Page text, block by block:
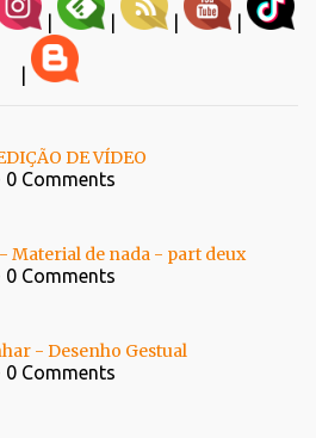
| | | |
DE VÍDEO
0 Comments
Material de nada - part deux
0 Comments
- Desenho Gestual
0 Comments